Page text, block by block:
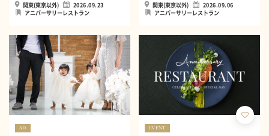
関東(東京以外)
2026.09.23
アニバーサリーレストラン
関東(東京以外)
2026.09.06
アニバーサリーレストラン
AD EVENT